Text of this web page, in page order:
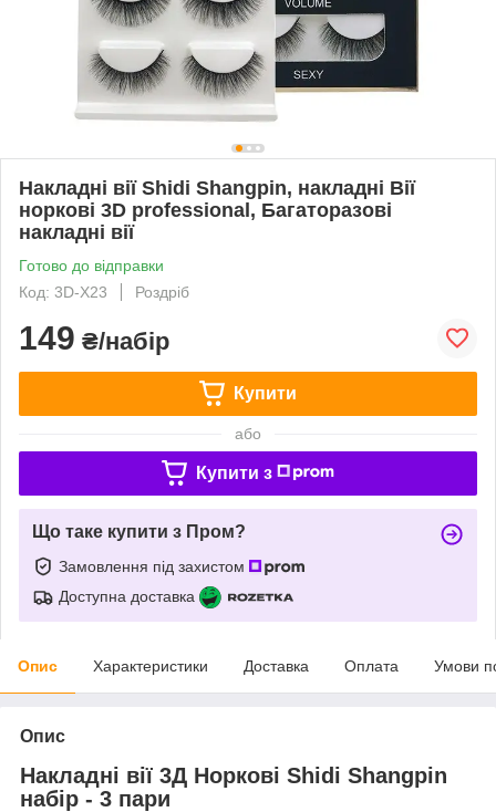
Накладні вії Shidi Shangpin, накладні Вії
норкові 3D professional, Багаторазові
накладні вії
Готово до відправки
Код: 3D-X23
Роздріб
149 ₴/набір
Купити
або
Купити з
Що таке купити з Пром?
Замовлення під захистом
Доступна доставка
Опис Характеристики Доставка Оплата Умови
Опис
Накладні вії 3Д Норкові Shidi Shangpin
набір - 3 пари